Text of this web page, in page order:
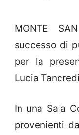
MONTE
successo di
per la
Lucia
In una Sala
provenienti